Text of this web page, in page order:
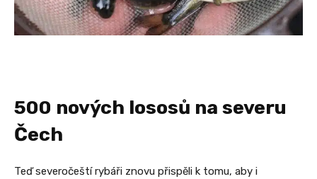
500 nových lososů na severu
Čech
Teď severočeští rybáři znovu přispěli k tomu, aby i